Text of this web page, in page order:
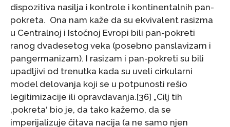
dispozitiva nasilja i kontrole i kontinentalnih pan-
pokreta. Ona nam kaže da su ekvivalent rasizma
u Centralnoj i Istočnoj Evropi bili pan-pokreti
ranog dvadesetog veka (posebno panslavizam i
pangermanizam). I rasizam i pan-pokreti su bili
upadljivi od trenutka kada su uveli cirkularni
model delovanja koji se u potpunosti rešio
legitimizacije ili opravdavanja.[36] „Cilj tih
‚pokreta‘ bio je, da tako kažemo, da se
imperijalizuje čitava nacija (a ne samo njen